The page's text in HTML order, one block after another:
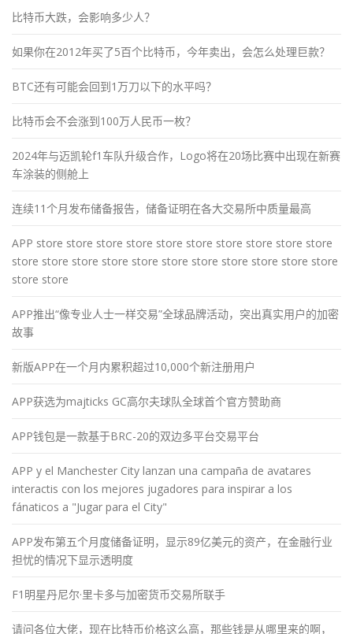
比特币大跌，会影响多少人？
如果你在2012年买了5百个比特币，今年卖出，会怎么处理巨款？
BTC还有可能会回到1万刀以下的水平吗？
比特币会不会涨到100万人民币一枚？
2024年与迈凯轮f1车队升级合作，Logo将在20场比赛中出现在新赛
车涂装的侧舱上
连续11个月发布储备报告，储备证明在各大交易所中质量最高
APP store store store store store store store store store store
store store store store store store store store store store store
store store
APP推出“像专业人士一样交易”全球品牌活动，突出真实用户的加密
故事
新版APP在一个月内累积超过10,000个新注册用户
APP获选为majticks GC高尔夫球队全球首个官方赞助商
APP钱包是一款基于BRC-20的双边多平台交易平台
APP y el Manchester City lanzan una campaña de avatares
interactis con los mejores jugadores para inspirar a los
fánaticos a "Jugar para el City"
APP发布第五个月度储备证明，显示89亿美元的资产，在金融行业
担忧的情况下显示透明度
F1明星丹尼尔·里卡多与加密货币交易所联手
请问各位大佬，现在比特币价格这么高，那些钱是从哪里来的啊，